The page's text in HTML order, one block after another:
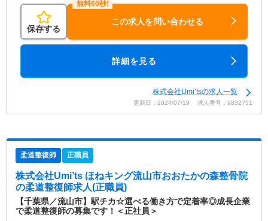
保存する
この求人を問い合わせる
詳細を見る
株式会社Umi’tsの求人一覧
更新日：2024/07/19 求人番号：9832751
柔道整復師 正職員
株式会社Umi’ts ほねキング流山市おおたかの森整骨院
の柔道整復師求人(正職員)
【千葉県／流山市】駅チカ☆選べる働き方で定着率◎成長企業
で柔道整復師の募集です！＜正社員＞